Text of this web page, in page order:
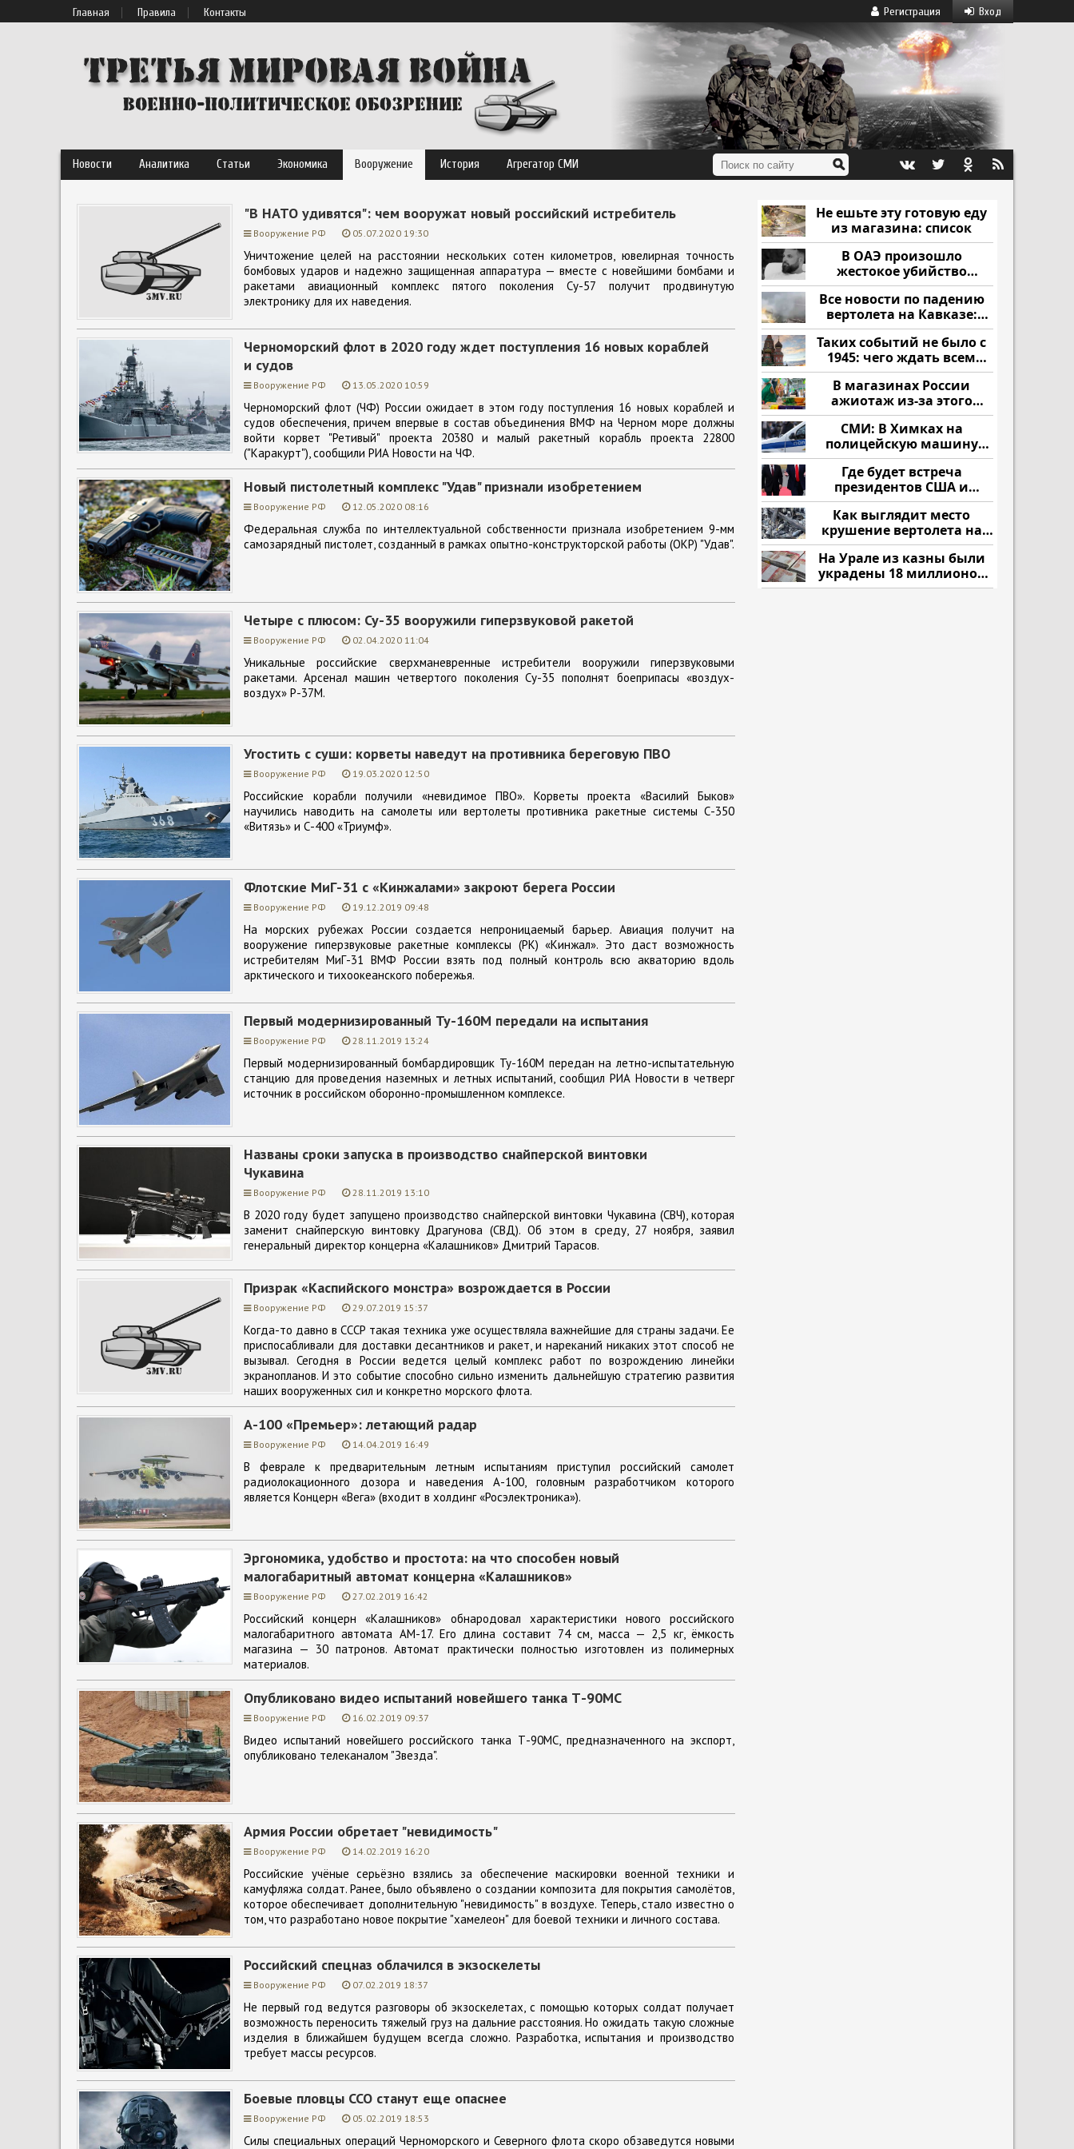
Главная Правила Контакты Вход
Регистрация
Новости Аналитика Статьи Экономика Вооружение История Агрегатор СМИ
"В НАТО удивятся": чем вооружат новый российский истребитель
Вооружение РФ 05.07.2020 19:30
Уничтожение целей на расстоянии нескольких сотен километров, ювелирная точность
бомбовых ударов и надежно защищенная аппаратура — вместе с новейшими бомбами и
ракетами авиационный комплекс пятого поколения Су-57 получит продвинутую
электронику для их наведения.
Черноморский флот в 2020 году ждет поступления 16 новых кораблей
и судов
Вооружение РФ 13.05.2020 10:59
Черноморский флот (ЧФ) России ожидает в этом году поступления 16 новых кораблей и
судов обеспечения, причем впервые в состав объединения ВМФ на Черном море должны
войти корвет "Ретивый" проекта 20380 и малый ракетный корабль проекта 22800
("Каракурт"), сообщили РИА Новости на ЧФ.
Новый пистолетный комплекс "Удав" признали изобретением
Вооружение РФ 12.05.2020 08:16
Федеральная служба по интеллектуальной собственности признала изобретением 9-мм
самозарядный пистолет, созданный в рамках опытно-конструкторской работы (ОКР) "Удав".
Четыре с плюсом: Су-35 вооружили гиперзвуковой ракетой
Вооружение РФ 02.04.2020 11:04
Уникальные российские сверхманевренные истребители вооружили гиперзвуковыми
ракетами. Арсенал машин четвертого поколения Су-35 пополнят боеприпасы «воздух-
воздух» Р-37М.
Угостить с суши: корветы наведут на противника береговую ПВО
Вооружение РФ 19.03.2020 12:50
Российские корабли получили «невидимое ПВО». Корветы проекта «Василий Быков»
научились наводить на самолеты или вертолеты противника ракетные системы С-350
«Витязь» и С-400 «Триумф».
Флотские МиГ-31 с «Кинжалами» закроют берега России
Вооружение РФ 19.12.2019 09:48
На морских рубежах России создается непроницаемый барьер. Авиация получит на
вооружение гиперзвуковые ракетные комплексы (РК) «Кинжал». Это даст возможность
истребителям МиГ-31 ВМФ России взять под полный контроль всю акваторию вдоль
арктического и тихоокеанского побережья.
Первый модернизированный Ту-160М передали на испытания
Вооружение РФ 28.11.2019 13:24
Первый модернизированный бомбардировщик Ту-160М передан на летно-испытательную
станцию для проведения наземных и летных испытаний, сообщил РИА Новости в четверг
источник в российском оборонно-промышленном комплексе.
Названы сроки запуска в производство снайперской винтовки
Чукавина
Вооружение РФ 28.11.2019 13:10
В 2020 году будет запущено производство снайперской винтовки Чукавина (СВЧ), которая
заменит снайперскую винтовку Драгунова (СВД). Об этом в среду, 27 ноября, заявил
генеральный директор концерна «Калашников» Дмитрий Тарасов.
Призрак «Каспийского монстра» возрождается в России
Вооружение РФ 29.07.2019 15:37
Когда-то давно в СССР такая техника уже осуществляла важнейшие для страны задачи. Ее
приспосабливали для доставки десантников и ракет, и нареканий никаких этот способ не
вызывал. Сегодня в России ведется целый комплекс работ по возрождению линейки
экранопланов. И это событие способно сильно изменить дальнейшую стратегию развития
наших вооруженных сил и конкретно морского флота.
А-100 «Премьер»: летающий радар
Вооружение РФ 14.04.2019 16:49
В феврале к предварительным летным испытаниям приступил российский самолет
радиолокационного дозора и наведения А-100, головным разработчиком которого
является Концерн «Вега» (входит в холдинг «Росэлектроника»).
Эргономика, удобство и простота: на что способен новый
малогабаритный автомат концерна «Калашников»
Вооружение РФ 27.02.2019 16:42
Российский концерн «Калашников» обнародовал характеристики нового российского
малогабаритного автомата АМ-17. Его длина составит 74 см, масса — 2,5 кг, ёмкость
магазина — 30 патронов. Автомат практически полностью изготовлен из полимерных
материалов.
Опубликовано видео испытаний новейшего танка Т-90МС
Вооружение РФ 16.02.2019 09:37
Видео испытаний новейшего российского танка Т-90МС, предназначенного на экспорт,
опубликовано телеканалом "Звезда".
Армия России обретает "невидимость"
Вооружение РФ 14.02.2019 16:20
Российские учёные серьёзно взялись за обеспечение маскировки военной техники и
камуфляжа солдат. Ранее, было объявлено о создании композита для покрытия самолётов,
которое обеспечивает дополнительную "невидимость" в воздухе. Теперь, стало известно о
том, что разработано новое покрытие "хамелеон" для боевой техники и личного состава.
Российский спецназ облачился в экзоскелеты
Вооружение РФ 07.02.2019 18:37
Не первый год ведутся разговоры об экзоскелетах, с помощью которых солдат получает
возможность переносить тяжелый груз на дальние расстояния. Но ожидать такую сложные
изделия в ближайшем будущем всегда сложно. Разработка, испытания и производство
требует массы ресурсов.
Боевые пловцы ССО станут еще опаснее
Вооружение РФ 05.02.2019 18:53
Силы специальных операций Черноморского и Северного флота скоро обзаведутся новыми
Не ешьте эту готовую еду
из магазина: список
В ОАЭ произошло
жестокое убийство
криптомиллионера
Все новости по падению
вертолета на Кавказе:
читать здесь
Таких событий не было с
1945: чего ждать всем
нам?
В магазинах России
ажиотаж из-за этого
продукта: что купить?
СМИ: В Химках на
полицейскую машину
напали и подожгли.
Где будет встреча
президентов США и
России: Европа?
Как выглядит место
крушение вертолета на
Кавказе: смотреть
На Урале из казны были
украдены 18 миллионов
рублей